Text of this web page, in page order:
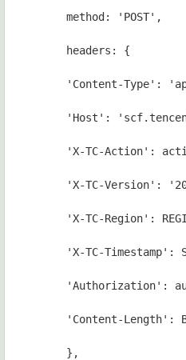
method: 'POST',
headers: {
'Content-Type':
'Host':
'X-TC-Action':
'X-TC-Version':
'X-TC-Region':
'X-TC-Timestamp':
'Authorization':
'Content-Length':
},